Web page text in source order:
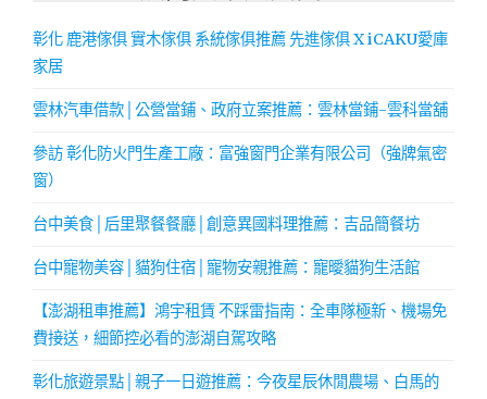
彰化 鹿港傢俱 實木傢俱 系統傢俱推薦 先進傢俱 X iCAKU愛庫
家居
雲林汽車借款│公營當鋪、政府立案推薦：雲林當鋪-雲科當舖
參訪 彰化防火門生產工廠：富強窗門企業有限公司（強牌氣密
窗）
台中美食│后里聚餐餐廳│創意異國料理推薦：吉品簡餐坊
台中寵物美容│貓狗住宿│寵物安親推薦：寵曖貓狗生活館
【澎湖租車推薦】鴻宇租賃 不踩雷指南：全車隊極新、機場免
費接送，細節控必看的澎湖自駕攻略
彰化旅遊景點│親子一日遊推薦：今夜星辰休閒農場、白馬的